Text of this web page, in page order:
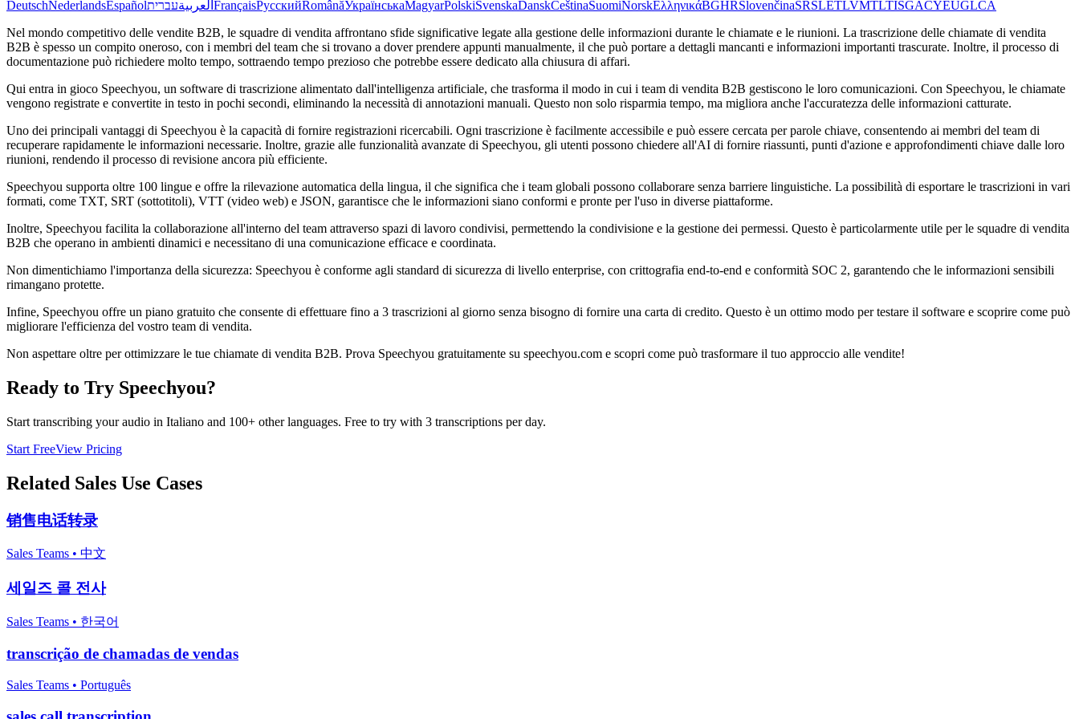
DeutschNederlandsEspañol العربيةעברית FrançaisРусскийRomânăУкраїнськаMagyarPolskiSvenskaDanskČeštinaSuomiNorskΕλληνικάBGHRSlovenčinaSRSLETLVMTLTISGACYEUGLCA
Nel mondo competitivo delle vendite B2B, le squadre di vendita affrontano sfide significative legate alla gestione delle informazioni durante le chiamate e le riunioni. La trascrizione delle chiamate di vendita
B2B è spesso un compito oneroso, con i membri del team che si trovano a dover prendere appunti manualmente, il che può portare a dettagli mancanti e informazioni importanti trascurate. Inoltre, il processo di
documentazione può richiedere molto tempo, sottraendo tempo prezioso che potrebbe essere dedicato alla chiusura di affari.
Qui entra in gioco Speechyou, un software di trascrizione alimentato dall'intelligenza artificiale, che trasforma il modo in cui i team di vendita B2B gestiscono le loro comunicazioni. Con Speechyou, le chiamate
vengono registrate e convertite in testo in pochi secondi, eliminando la necessità di annotazioni manuali. Questo non solo risparmia tempo, ma migliora anche l'accuratezza delle informazioni catturate.
Uno dei principali vantaggi di Speechyou è la capacità di fornire registrazioni ricercabili. Ogni trascrizione è facilmente accessibile e può essere cercata per parole chiave, consentendo ai membri del team di
recuperare rapidamente le informazioni necessarie. Inoltre, grazie alle funzionalità avanzate di Speechyou, gli utenti possono chiedere all'AI di fornire riassunti, punti d'azione e approfondimenti chiave dalle loro
riunioni, rendendo il processo di revisione ancora più efficiente.
Speechyou supporta oltre 100 lingue e offre la rilevazione automatica della lingua, il che significa che i team globali possono collaborare senza barriere linguistiche. La possibilità di esportare le trascrizioni in vari
formati, come TXT, SRT (sottotitoli), VTT (video web) e JSON, garantisce che le informazioni siano conformi e pronte per l'uso in diverse piattaforme.
Inoltre, Speechyou facilita la collaborazione all'interno del team attraverso spazi di lavoro condivisi, permettendo la condivisione e la gestione dei permessi. Questo è particolarmente utile per le squadre di vendita
B2B che operano in ambienti dinamici e necessitano di una comunicazione efficace e coordinata.
Non dimentichiamo l'importanza della sicurezza: Speechyou è conforme agli standard di sicurezza di livello enterprise, con crittografia end-to-end e conformità SOC 2, garantendo che le informazioni sensibili
rimangano protette.
Infine, Speechyou offre un piano gratuito che consente di effettuare fino a 3 trascrizioni al giorno senza bisogno di fornire una carta di credito. Questo è un ottimo modo per testare il software e scoprire come può
migliorare l'efficienza del vostro team di vendita.
Non aspettare oltre per ottimizzare le tue chiamate di vendita B2B. Prova Speechyou gratuitamente su speechyou.com e scopri come può trasformare il tuo approccio alle vendite!
Ready to Try Speechyou?
Start transcribing your audio in Italiano and 100+ other languages. Free to try with 3 transcriptions per day.
Start FreeView Pricing
Related Sales Use Cases
销售电话转录
Sales Teams • 中文
세일즈 콜 전사
Sales Teams • 한국어
transcrição de chamadas de vendas
Sales Teams • Português